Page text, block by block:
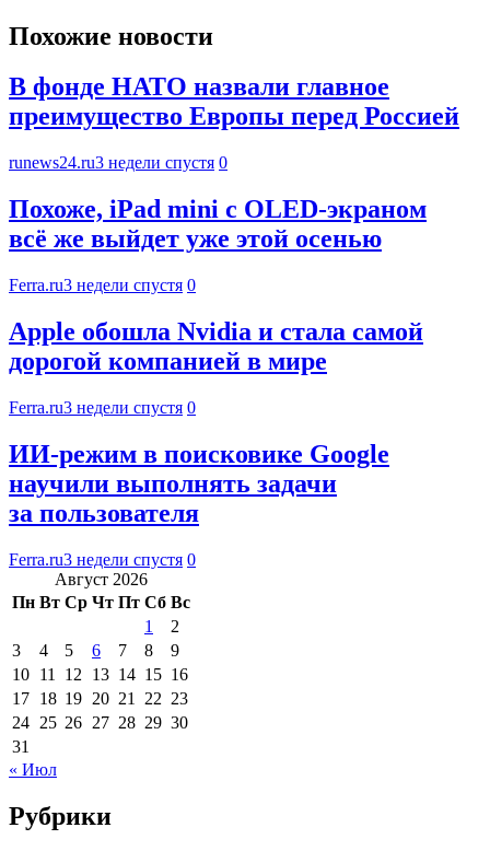
Похожие новости
В фонде НАТО назвали главное
преимущество Европы перед Россией
runews24.ru3 недели спустя 0
Похоже, iPad mini с OLED-экраном
всё же выйдет уже этой осенью
Ferra.ru3 недели спустя 0
Apple обошла Nvidia и стала самой
дорогой компанией в мире
Ferra.ru3 недели спустя 0
ИИ-режим в поисковике Google
научили выполнять задачи
за пользователя
Ferra.ru3 недели спустя 0
Август 2026
Пн Вт Ср Чт Пт Сб Вс
1
2
3
4 5 6 7 8
9
10 11 12 13 14 15 16
17 18 19 20 21 22 23
24 25 26 27 28 29 30
31
« Июл
Рубрики